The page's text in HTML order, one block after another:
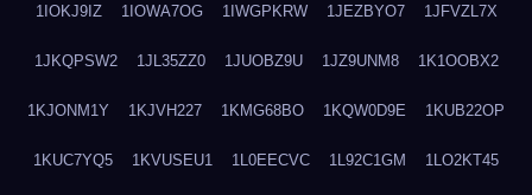
1IOKJ9IZ 1IOWA7OG 1IWGPKRW 1JEZBYO7 1JFVZL7X
1JKQPSW2 1JL35ZZ0 1JUOBZ9U 1JZ9UNM8 1K1OOBX2
1KJONM1Y 1KJVH227 1KMG68BO 1KQW0D9E 1KUB22OP
1KUC7YQ5 1KVUSEU1 1L0EECVC 1L92C1GM 1LO2KT45